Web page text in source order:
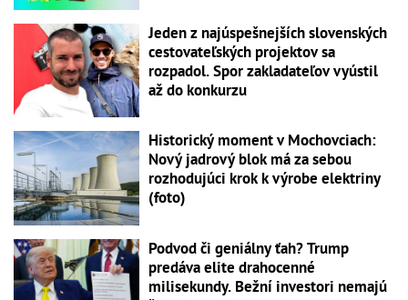
Jeden z najúspešnejších slovenských
cestovateľských projektov sa
rozpadol. Spor zakladateľov vyústil
až do konkurzu
Historický moment v Mochovciach:
Nový jadrový blok má za sebou
rozhodujúci krok k výrobe elektriny
(foto)
Podvod či geniálny ťah? Trump
predáva elite drahocenné
milisekundy. Bežní investori nemajú